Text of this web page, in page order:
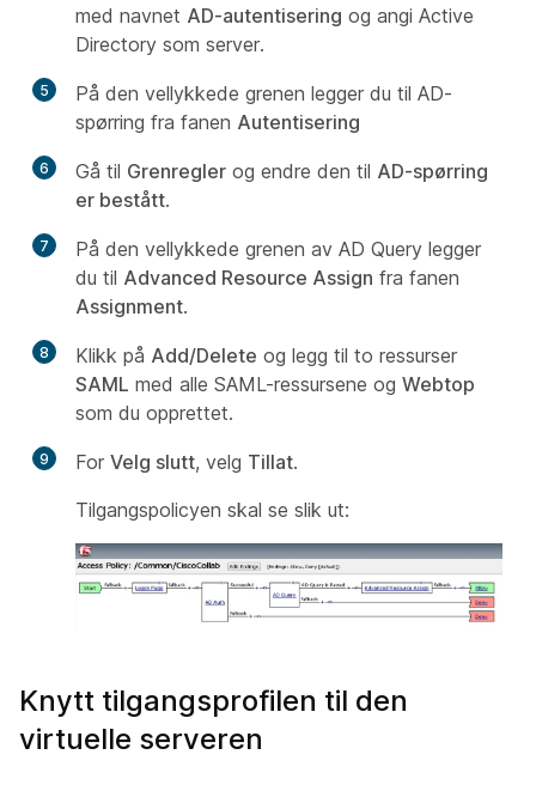
med navnet AD-autentisering og angi Active
Directory som server.
5
På den vellykkede grenen legger du til AD-
spørring fra fanen Autentisering
6 Gå til Grenregler og endre den til AD-spørring
er bestått.
7
På den vellykkede grenen av AD Query legger
du til Advanced Resource Assign fra fanen
Assignment.
8 Klikk på Add/Delete og legg til to ressurser
SAML med alle SAML-ressursene og Webtop
som du opprettet.
9 For Velg slutt, velg Tillat.
Tilgangspolicyen skal se slik ut:
Knytt tilgangsprofilen til den
virtuelle serveren